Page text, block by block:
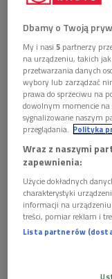
o swoim nowym
w którym losy
sobą bohaterów
Dbamy o Twoją
My i nasi5 partnerzy
na urządzeniu, takich
przetwarzania danych
wybory lub zarządzać
prawa do sprzeciwu na
dowolnym momencie
sygnalizowane naszym
przeglądania. Polityka
Wraz z naszymi
zapewnienia:
Użycie dokładnych
charakterystyki
informacji na
treści, pomiar reklam i
Lista partnerów